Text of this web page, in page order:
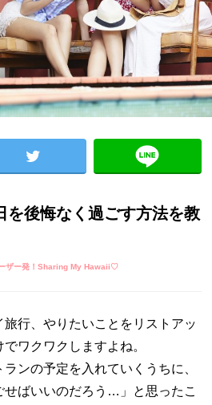
を後悔なく過ごす方法を教
ザー発！Sharing My Hawaii♡
行、やりたいことをリストアッ
ワクワクしますよね。
ンの予定を入れていくうちに、
せばいいのだろう…」と思ったこ